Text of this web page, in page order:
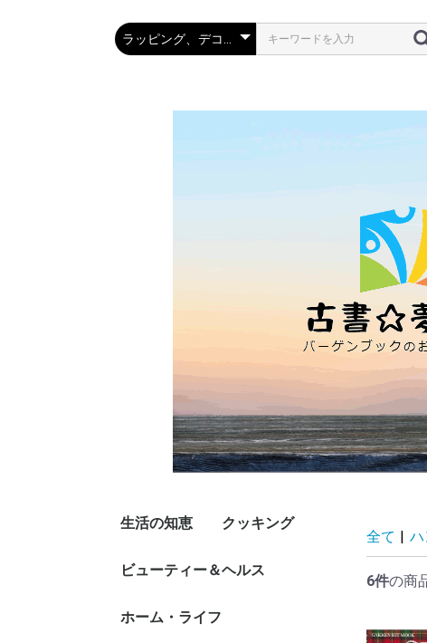
生活の知恵
マナー、礼儀、人づき
冠婚葬祭
スピーチ、挨拶
手紙、文書、ペン習字
くらしの法律
節約術
カレンダー、暦、日
風水、家相
実用事典
その他生活の知恵、生
クッキング
人気調理人、料理研究
料理入門・基本
家庭料理
素材、調味料、スパイ
調理器具
健康食、栄養、ダイエ
イタリア料理、フラン
洋食、その他西洋料理
中華料理
アジア料理
その他各国料理
和食、蕎麦、うどん、
おべんとう
パン
お菓子、スイーツ
フルーツ
シチュエーション別料
酒、ドリンク
専門料理、プロ用料理
その他料理
ビューティー＆ヘルス
ファッション、デザイ
ファッション・グッズ
和装、着付け
美容、ヘアケア、ネイ
ダイエット
ダイエット・グッズ付
家庭医学、体の知識
女性の医学
メンタルヘルス
健康法・長寿
健康グッズ付書籍
介護
ホーム・ライフ
全て | ハ
6件の商